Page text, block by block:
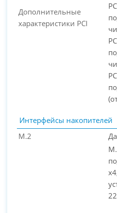
Дополнительные
характеристики PCI
Интерфейсы накопителей
M.2